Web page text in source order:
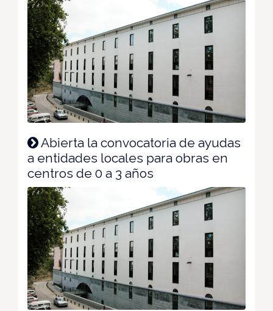
Abierta la convocatoria de ayudas
a entidades locales para obras en
centros de 0 a 3 años